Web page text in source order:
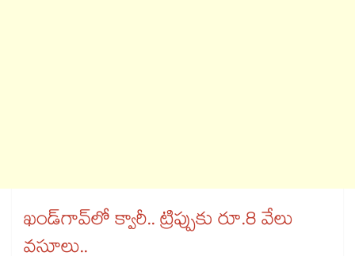
ఖండ్​గావ్​లో క్వారీ.. ట్రిప్పుకు రూ.8 వేలు